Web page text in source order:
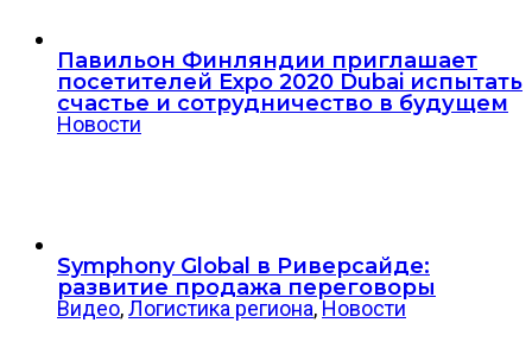
Павильон Финляндии приглашает
посетителей Expo 2020 Dubai испытать
счастье и сотрудничество в будущем
Новости
Symphony Global в Риверсайде:
развитие продажа переговоры
Видео,Логистика региона, Новости